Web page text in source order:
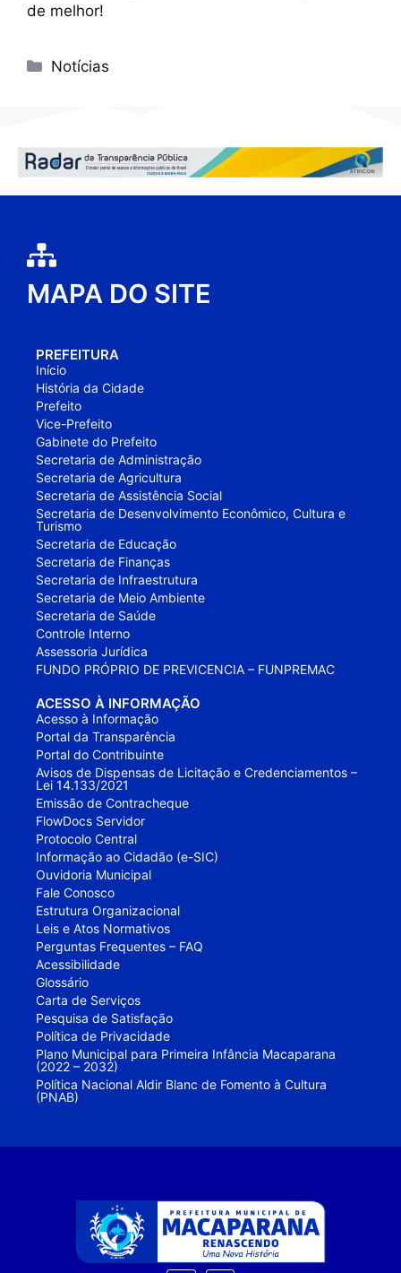
de melhor!
Notícias
MAPA DO SITE
PREFEITURA
Início
História da Cidade
Prefeito
Vice-Prefeito
Gabinete do Prefeito
Secretaria de Administração
Secretaria de Agricultura
Secretaria de Assistência Social
Secretaria de Desenvolvimento Econômico, Cultura e
Turismo
Secretaria de Educação
Secretaria de Finanças
Secretaria de Infraestrutura
Secretaria de Meio Ambiente
Secretaria de Saúde
Controle Interno
Assessoria Jurídica
FUNDO PRÓPRIO DE PREVICENCIA – FUNPREMAC
ACESSO À INFORMAÇÃO
Acesso à Informação
Portal da Transparência
Portal do Contribuinte
Avisos de Dispensas de Licitação e Credenciamentos –
Lei 14.133/2021
Emissão de Contracheque
FlowDocs Servidor
Protocolo Central
Informação ao Cidadão (e-SIC)
Ouvidoria Municipal
Fale Conosco
Estrutura Organizacional
Leis e Atos Normativos
Perguntas Frequentes – FAQ
Acessibilidade
Glossário
Carta de Serviços
Pesquisa de Satisfação
Política de Privacidade
Plano Municipal para Primeira Infância Macaparana
(2022 – 2032)
Política Nacional Aldir Blanc de Fomento à Cultura
(PNAB)